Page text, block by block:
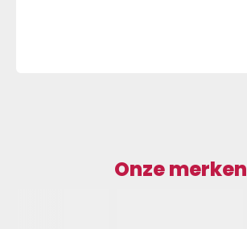
Onze merken